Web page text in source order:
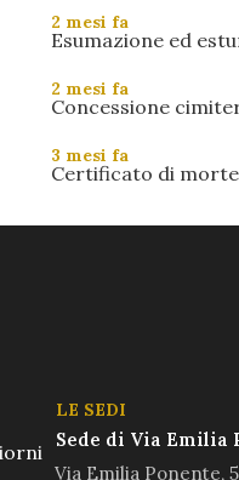
2 mesi fa
Esumazione ed
2 mesi fa
Concessione
3 mesi fa
Certificato di morte:
LE SEDI
Sede di Via Emilia
Via Emilia Ponente,